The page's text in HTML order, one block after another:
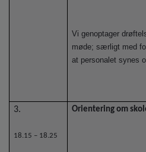
Vi genoptager
møde; særligt med
at personalet synes
3.
18.15 – 18.25
Orientering om